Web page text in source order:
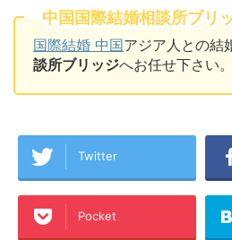
中国国際結婚相談所ブリ
国際結婚 中国アジア人との結
談所ブリッジへお任せ下さい。
Twitter
Pocket